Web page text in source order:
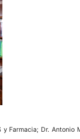
Farmacia; Dr.